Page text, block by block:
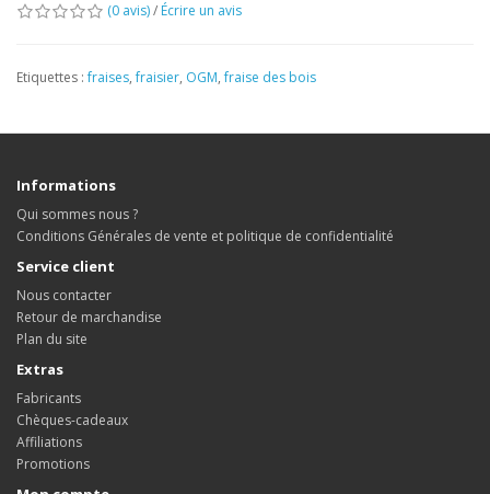
(0 avis)/ Écrire un avis
Etiquettes :fraises,fraisier, OGM,fraise des bois
Informations
Qui sommes nous ?
Conditions Générales de vente et politique de confidentialité
Service client
Nous contacter
Retour de marchandise
Plan du site
Extras
Fabricants
Chèques-cadeaux
Affiliations
Promotions